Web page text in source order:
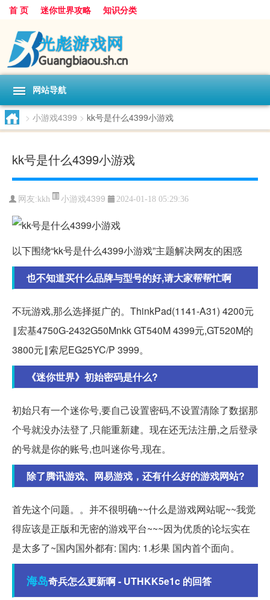
首 页 迷你世界攻略 知识分类
网站导航
> 小游戏4399 > kk号是什么4399小游戏
kk号是什么4399小游戏
网友: kkh 小游戏4399 2024-01-18 05:29:36
以下围绕“kk号是什么4399小游戏”主题解决网友的困惑
也不知道买什么品牌与型号的好,请大家帮帮忙啊
不玩游戏,那么选择挺广的。ThinkPad(1141-A31) 4200元
‖宏基4750G-2432G50Mnkk GT540M 4399元,GT520M的
3800元‖索尼EG25YC/P 3999。
《迷你世界》初始密码是什么?
初始只有一个迷你号,要自己设置密码,不设置清除了数据那
个号就没办法登了,只能重新建。现在还无法注册,之后登录
的号就是你的账号,也叫迷你号,现在。
除了腾讯游戏、网易游戏，还有什么好的游戏网站?
首先这个问题。。并不很明确~~什么是游戏网站呢~~我觉
得应该是正版和无密的游戏平台~~~因为优质的论坛实在
是太多了~国内国外都有: 国内: 1.杉果 国内首个面向。
海岛奇兵怎么更新啊 - UTHKK5e1c 的回答